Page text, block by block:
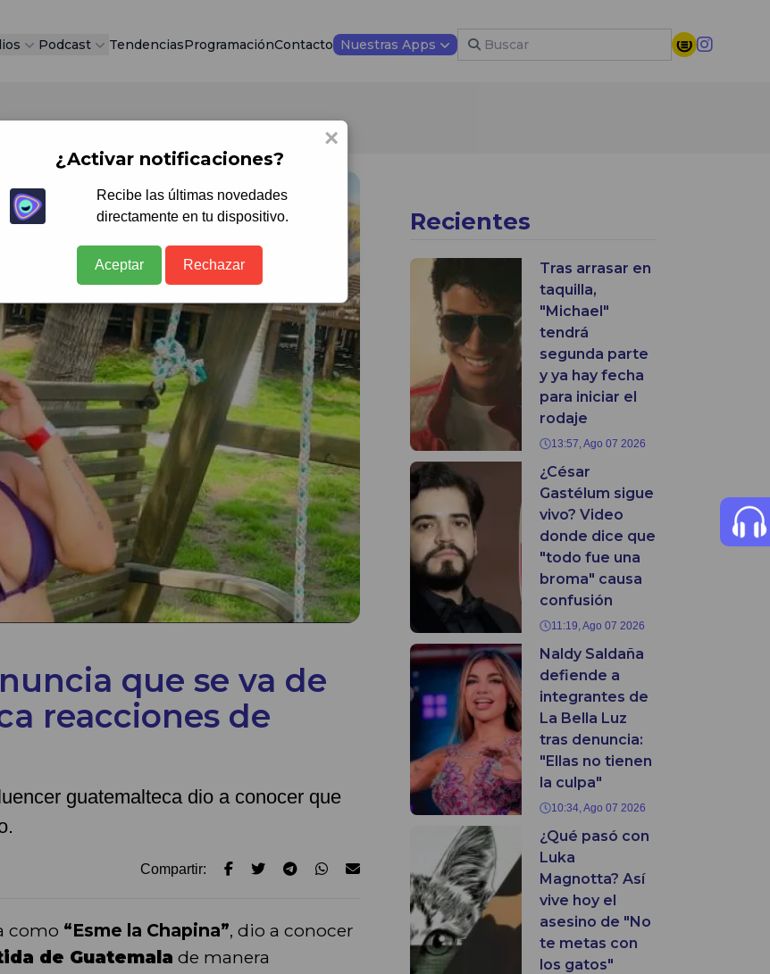
Podcast TendenciasProgramaciónContacto Nuestras Apps
que se va de
reacciones de
guatemalteca dio a conocer que
Compartir:
como “Esme la Chapina”, dio a conocer
de Guatemala de manera
Recientes
Tras arrasar en
taquilla,
"Michael"
tendrá
segunda parte
y ya hay fecha
para iniciar el
rodaje
13:57, Ago 07 2026
¿César
Gastélum sigue
vivo? Video
donde dice que
"todo fue una
broma" causa
confusión
11:19, Ago 07 2026
Naldy Saldaña
defiende a
integrantes de
La Bella Luz
tras denuncia:
"Ellas no tienen
la culpa"
10:34, Ago 07 2026
¿Qué pasó con
Luka
Magnotta? Así
vive hoy el
asesino de "No
te metas con
los gatos"
×
¿Activar notificaciones?
Recibe las últimas novedades
directamente en tu dispositivo.
Aceptar Rechazar